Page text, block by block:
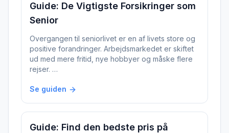
Guide: De Vigtigste Forsikringer som
Senior
Overgangen til seniorlivet er en af livets store og
positive forandringer. Arbejdsmarkedet er skiftet
ud med mere fritid, nye hobbyer og måske flere
rejser. …
Se guiden
Guide: Find den bedste pris på